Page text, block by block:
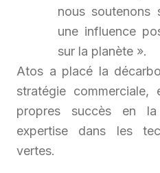
nous soutenons
une influence
sur la planète ».
Atos a placé la
stratégie commerciale,
propres succès en
expertise dans les
vertes.